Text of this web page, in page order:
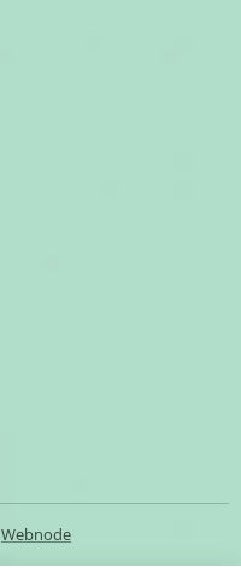
Webnode